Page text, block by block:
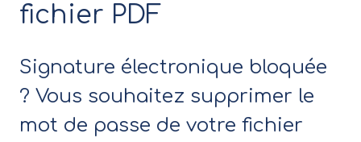
fichier PDF
Signature électronique bloquée
? Vous souhaitez supprimer le
mot de passe de votre fichier